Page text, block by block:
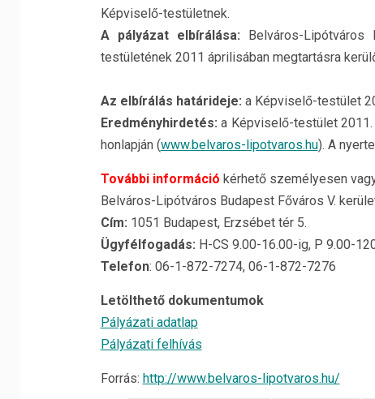
Képviselő-testületnek.
A pályázat elbírálása: Belváros-Lipótváros
testületének 2011 áprilisában megtartásra
Az elbírálás határideje: a Képviselő-testület
Eredményhirdetés: a Képviselő-testület
honlapján (www.belvaros-lipotvaros.hu). A
További információ kérhető személyesen
Belváros-Lipótváros Budapest Főváros V.
Cím: 1051 Budapest, Erzsébet tér 5.
Ügyfélfogadás: H-CS 9.00-16.00-ig, P 9.00-
Telefon: 06-1-872-7274, 06-1-872-7276
Letölthető dokumentumok
Pályázati adatlap
Pályázati felhívás
Forrás: http://www.belvaros-lipotvaros.hu/